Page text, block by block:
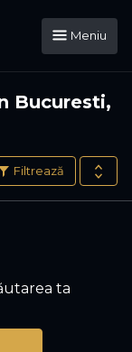
Meniu
Bucuresti,
Filtrează
ta